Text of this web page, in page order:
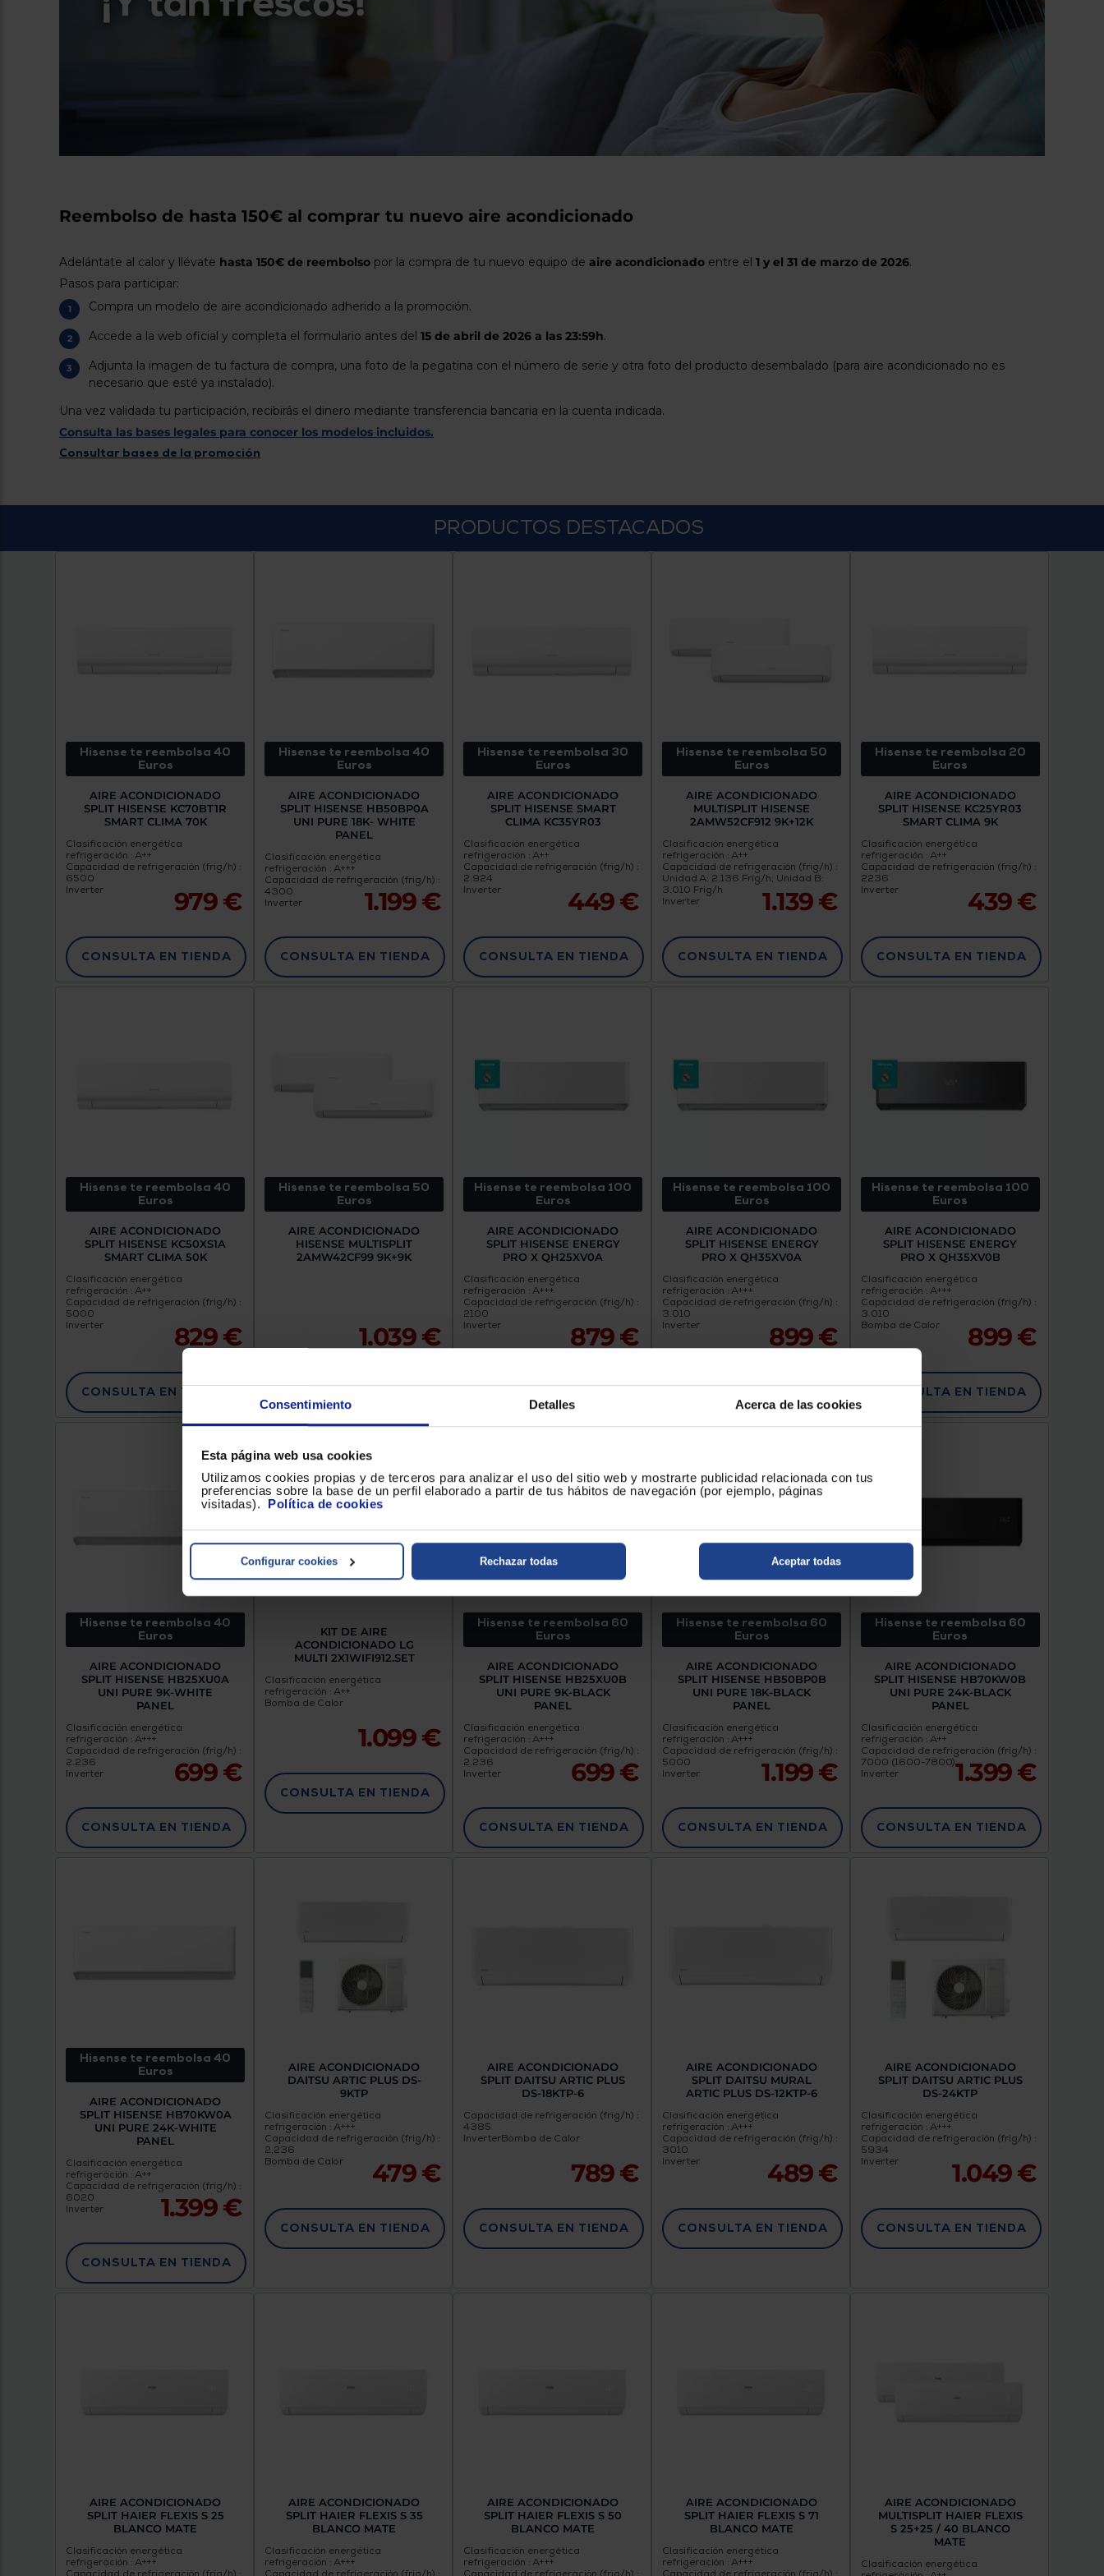
Consentimiento Detalles Acerca de las cookies
Esta página web usa cookies
Utilizamos cookies propias y de terceros para analizar el uso del sitio web y mostrarte publicidad relacionada con tus
preferencias sobre la base de un perfil elaborado a partir de tus hábitos de navegación (por ejemplo, páginas
visitadas). Política de cookies
Rechazar todas
Configurar cookies Aceptar todas
de
dispositivos
táctiles
pueden
usar
los
gestos
Reembolso de hasta 150€ al comprar tu nuevo aire acondicionado
Adelántate al calor y llévate hasta 150€ de reembolso por la compra de tu nuevo equipo de aire acondicionado entre el 1 y el 31 de marzo de 2026.
Pasos para participar:
Compra un modelo de aire acondicionado adherido a la promoción.
Accede a la web oficial y completa el formulario antes del 15 de abril de 2026 a las 23:59h.
Adjunta la imagen de tu factura de compra, una foto de la pegatina con el número de serie y otra foto del producto desembalado (para aire acondicionado no es
necesario que esté ya instalado).
Una vez validada tu participación, recibirás el dinero mediante transferencia bancaria en la cuenta indicada.
Consulta las bases legales para conocer los modelos incluidos.
Consultar bases de la promoción
PRODUCTOS DESTACADOS
Hisense te reembolsa 40
Euros
AIRE ACONDICIONADO
SPLIT HISENSE KC70BT1R
SMART CLIMA 70K
Clasificación energética
refrigeración : A++
Capacidad de refrigeración (frig/h) :
6500
Inverter
979 €
CONSULTA EN TIENDA
Hisense te reembolsa 40
Euros
AIRE ACONDICIONADO
SPLIT HISENSE HB50BP0A
UNI PURE 18K- WHITE
PANEL
Clasificación energética
refrigeración : A+++
Capacidad de refrigeración (frig/h) :
4300
Inverter
1.199 €
CONSULTA EN TIENDA
Hisense te reembolsa 30
Euros
AIRE ACONDICIONADO
SPLIT HISENSE SMART
CLIMA KC35YR03
Clasificación energética
refrigeración : A++
Capacidad de refrigeración (frig/h) :
2.924
Inverter
449 €
CONSULTA EN TIENDA
Hisense te reembolsa 50
Euros
AIRE ACONDICIONADO
MULTISPLIT HISENSE
2AMW52CF912 9K+12K
Clasificación energética
refrigeración : A++
Capacidad de refrigeración (frig/h) :
Unidad A: 2.136 Frig/h; Unidad B:
3.010 Frig/h
Inverter
1.139 €
CONSULTA EN TIENDA
Hisense te reembolsa 20
Euros
AIRE ACONDICIONADO
SPLIT HISENSE KC25YR03
SMART CLIMA 9K
Clasificación energética
refrigeración : A++
Capacidad de refrigeración (frig/h) :
2236
Inverter
439 €
CONSULTA EN TIENDA
Hisense te reembolsa 40
Euros
AIRE ACONDICIONADO
SPLIT HISENSE KC50XS1A
SMART CLIMA 50K
Clasificación energética
refrigeración : A++
Capacidad de refrigeración (frig/h) :
5000
Inverter
829 €
CONSULTA EN TIENDA
Hisense te reembolsa 50
Euros
AIRE ACONDICIONADO
HISENSE MULTISPLIT
2AMW42CF99 9K+9K
1.039 €
Hisense te reembolsa 100
Euros
AIRE ACONDICIONADO
SPLIT HISENSE ENERGY
PRO X QH25XV0A
Clasificación energética
refrigeración : A+++
Capacidad de refrigeración (frig/h) :
2100
Inverter
879 €
Hisense te reembolsa 100
Euros
AIRE ACONDICIONADO
SPLIT HISENSE ENERGY
PRO X QH35XV0A
Clasificación energética
refrigeración : A+++
Capacidad de refrigeración (frig/h) :
3.010
Inverter
899 €
Hisense te reembolsa 100
Euros
AIRE ACONDICIONADO
SPLIT HISENSE ENERGY
PRO X QH35XV0B
Clasificación energética
refrigeración : A+++
Capacidad de refrigeración (frig/h) :
3.010
Bomba de Calor
899 €
CONSULTA EN TIENDA
Hisense te reembolsa 40
Euros
AIRE ACONDICIONADO
SPLIT HISENSE HB25XU0A
UNI PURE 9K-WHITE
PANEL
Clasificación energética
refrigeración : A+++
Capacidad de refrigeración (frig/h) :
2.236
Inverter
699 €
CONSULTA EN TIENDA
KIT DE AIRE
ACONDICIONADO LG
MULTI 2X1WIFI912.SET
Clasificación energética
refrigeración : A++
Bomba de Calor
1.099 €
CONSULTA EN TIENDA
Hisense te reembolsa 60
Euros
AIRE ACONDICIONADO
SPLIT HISENSE HB25XU0B
UNI PURE 9K-BLACK
PANEL
Clasificación energética
refrigeración : A+++
Capacidad de refrigeración (frig/h) :
2.236
Inverter
699 €
CONSULTA EN TIENDA
Hisense te reembolsa 60
Euros
AIRE ACONDICIONADO
SPLIT HISENSE HB50BP0B
UNI PURE 18K-BLACK
PANEL
Clasificación energética
refrigeración : A+++
Capacidad de refrigeración (frig/h) :
5000
Inverter
1.199 €
CONSULTA EN TIENDA
Hisense te reembolsa 60
Euros
AIRE ACONDICIONADO
SPLIT HISENSE HB70KW0B
UNI PURE 24K-BLACK
PANEL
Clasificación energética
refrigeración : A++
Capacidad de refrigeración (frig/h) :
7000 (1600-7800)
Inverter
1.399 €
CONSULTA EN TIENDA
Hisense te reembolsa 40
Euros
AIRE ACONDICIONADO
SPLIT HISENSE HB70KW0A
UNI PURE 24K-WHITE
PANEL
Clasificación energética
refrigeración : A++
Capacidad de refrigeración (frig/h) :
6020
Inverter
1.399 €
CONSULTA EN TIENDA
AIRE ACONDICIONADO
DAITSU ARTIC PLUS DS-
9KTP
Clasificación energética
refrigeración : A+++
Capacidad de refrigeración (frig/h) :
2,236
Bomba de Calor
479 €
CONSULTA EN TIENDA
AIRE ACONDICIONADO
SPLIT DAITSU ARTIC PLUS
DS-18KTP-6
Capacidad de refrigeración (frig/h) :
4385
InverterBomba de Calor
789 €
CONSULTA EN TIENDA
AIRE ACONDICIONADO
SPLIT DAITSU MURAL
ARTIC PLUS DS-12KTP-6
Clasificación energética
refrigeración : A+++
Capacidad de refrigeración (frig/h) :
3010
Inverter
489 €
CONSULTA EN TIENDA
AIRE ACONDICIONADO
SPLIT DAITSU ARTIC PLUS
DS-24KTP
Clasificación energética
refrigeración : A+++
Capacidad de refrigeración (frig/h) :
5934
Inverter
1.049 €
CONSULTA EN TIENDA
AIRE ACONDICIONADO
SPLIT HAIER FLEXIS S 25
BLANCO MATE
Clasificación energética
refrigeración : A+++
AIRE ACONDICIONADO
SPLIT HAIER FLEXIS S 35
BLANCO MATE
Clasificación energética
refrigeración : A+++
AIRE ACONDICIONADO
SPLIT HAIER FLEXIS S 50
BLANCO MATE
Clasificación energética
refrigeración : A+++
AIRE ACONDICIONADO
SPLIT HAIER FLEXIS S 71
BLANCO MATE
Clasificación energética
refrigeración : A+++
AIRE ACONDICIONADO
MULTISPLIT HAIER FLEXIS
S 25+25 / 40 BLANCO
MATE
Clasificación energética